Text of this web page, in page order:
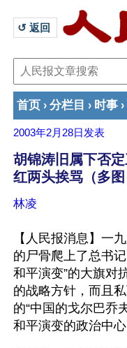
↺ 返回
首页 › 分栏目 › 时事 ›
2003年2月28日 发表
胡锦涛旧属下否
红两头挨骂（多图
林凌
【人民报消息】一
的尸骨爬上了总书
和平演变”的大旗对
的战略方针，而且
的“中国的戈尔巴乔
和平演变的政治中心